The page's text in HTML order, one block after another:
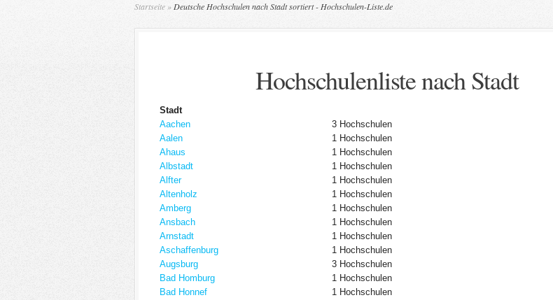
Startseite » Deutsche Hochschulen nach Stadt sortiert - Hochschulen-Liste.de
Hochschulenliste nach Stadt
Stadt
Aachen
3 Hochschulen
Aalen
1 Hochschulen
Ahaus
1 Hochschulen
Albstadt
1 Hochschulen
Alfter
1 Hochschulen
Altenholz
1 Hochschulen
Amberg
1 Hochschulen
Ansbach
1 Hochschulen
Arnstadt
1 Hochschulen
Aschaffenburg
1 Hochschulen
Augsburg
3 Hochschulen
Bad Homburg
1 Hochschulen
Bad Honnef
1 Hochschulen